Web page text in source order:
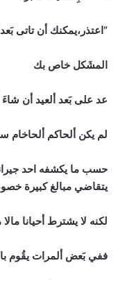
”اعتذر،يمكنك أن تاتى
المشَكل خاص بك
عد على بَعد ألعيد أن شاءَ
لم يكن ألحاكم ألحاخام
حسب ما يكشفه احد
يتقاضي مبالغ كبيرة
لكنه لا يشترط أحيانا
ففي بَعض ألمرات يقُوم